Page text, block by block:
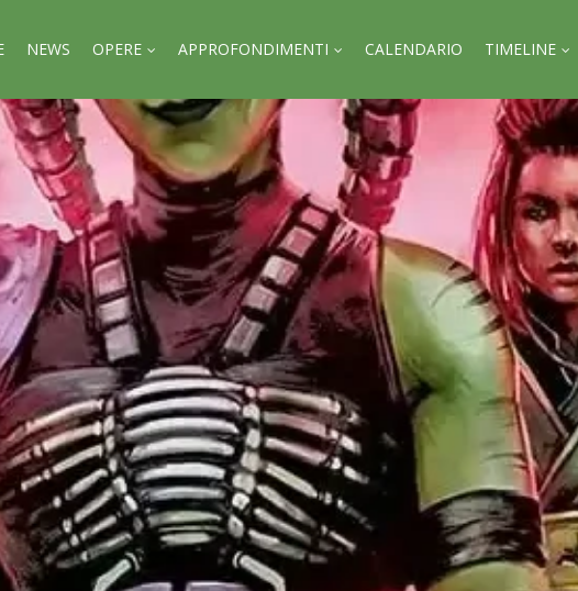
NEWS OPERE APPROFONDIMENTI CALENDARIO TIMELINE